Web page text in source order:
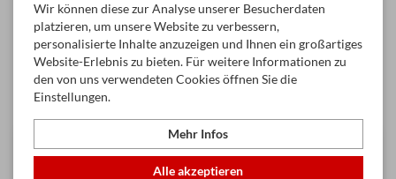
Vatertag
Filtern & Sortieren
Wir können diese zur Analyse unserer Besucherdaten
platzieren, um unsere Website zu verbessern,
personalisierte Inhalte anzuzeigen und Ihnen ein großartiges
Website-Erlebnis zu bieten. Für weitere Informationen zu
den von uns verwendeten Cookies öffnen Sie die
Einstellungen.
Mehr Infos
Alle akzeptieren